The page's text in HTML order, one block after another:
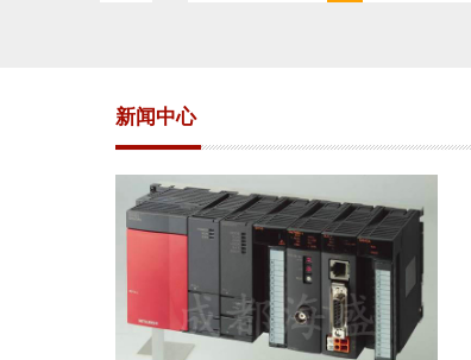
新闻中心